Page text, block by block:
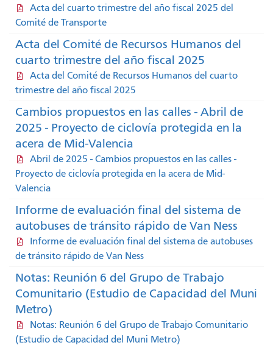
Acta del cuarto trimestre del año fiscal 2025 del
Comité de Transporte
Acta del Comité de Recursos Humanos del
cuarto trimestre del año fiscal 2025
Acta del Comité de Recursos Humanos del cuarto
trimestre del año fiscal 2025
Cambios propuestos en las calles - Abril de
2025 - Proyecto de ciclovía protegida en la
acera de Mid-Valencia
Abril de 2025 - Cambios propuestos en las calles -
Proyecto de ciclovía protegida en la acera de Mid-
Valencia
Informe de evaluación final del sistema de
autobuses de tránsito rápido de Van Ness
Informe de evaluación final del sistema de autobuses
de tránsito rápido de Van Ness
Notas: Reunión 6 del Grupo de Trabajo
Comunitario (Estudio de Capacidad del Muni
Metro)
Notas: Reunión 6 del Grupo de Trabajo Comunitario
(Estudio de Capacidad del Muni Metro)